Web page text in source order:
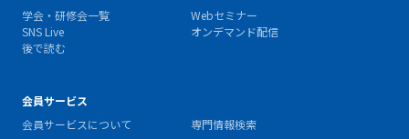
学会・研修会一覧
Webセミナー
SNS Live
オンデマンド配信
後で読む
会員サービス
会員サービスについて
専門情報検索